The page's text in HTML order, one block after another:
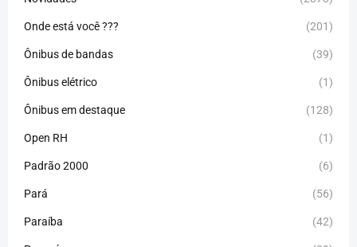
Onde está você ??? (201)
Ônibus de bandas (39)
Ônibus elétrico (1)
Ônibus em destaque (128)
Open RH (1)
Padrão 2000 (6)
Pará (56)
Paraíba (42)